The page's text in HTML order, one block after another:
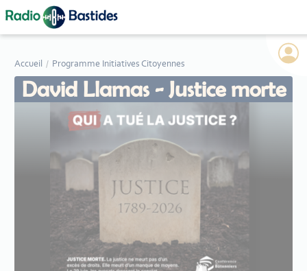
Accueil Programme Initiatives Citoyennes
David Llamas - Justice morte
Panneau de gestion des cookies